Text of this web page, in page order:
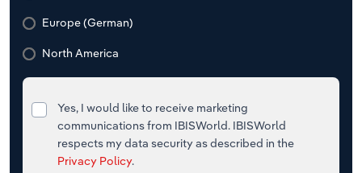
Europe (German)
North America
Yes, I would like to receive marketing
communications from IBISWorld. IBISWorld
respects my data security as described in the
Privacy Policy.